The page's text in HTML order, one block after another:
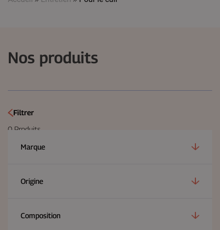
Nos produits
Filtrer
0 Produits
Marque
Origine
Composition